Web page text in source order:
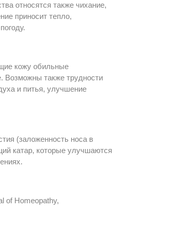
относятся также чихание,
приносит тепло,
кожу обильные
Возможны также трудности
и питья, улучшение
(заложенность носа в
катар, которые улучшаются
of Homeopathy,